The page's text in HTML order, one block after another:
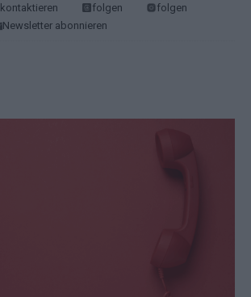
kontaktieren folgen
folgen
Newsletter abonnieren